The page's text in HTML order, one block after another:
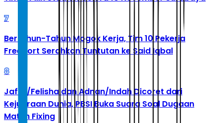
7
Bertahun-Tahun Mogok Kerja, Tim 10 Pekerja
Freeport Serahkan Tuntutan ke Said Iqbal
8
Jafar/Felisha dan Adnan/Indah Dicoret dari
Kejuaraan Dunia, PBSI Buka Suara Soal Dugaan
Match Fixing